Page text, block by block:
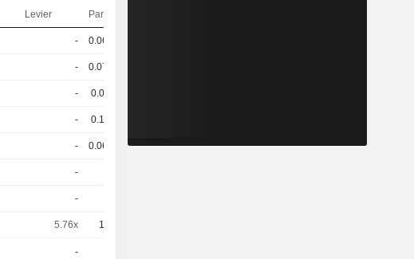
Levier Parité
- 0.063
- 0.071
- 0.07
- 0.13
- 0.063 95.6 / 96.4
-
-
5.76x 10
-